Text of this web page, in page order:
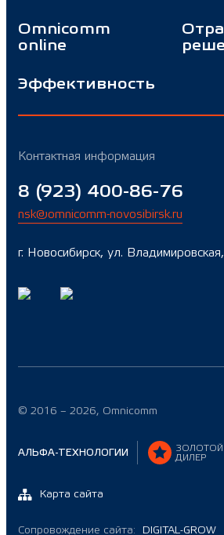
Omnicomm
online
Эффективность
Контактная информация
8 (923) 400-86-76
nsk@omnicomm-novosibirsk.ru
г. Новосибирск, ул.
© 2016 – 2026, Omnicomm
АЛЬФА-ТЕХНОЛОГИИ
ЗОЛОТОЙ
ДИЛЕР
Карта сайта
Сопровождение сайта: DIGITAL-GROW